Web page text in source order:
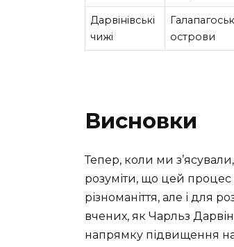
Дарвінівські
чижі
острови
Висновки
Тепер, коли ми
розуміти, що цей
різноманіття, але і для
вчених, як Чарльз
напрямку підвищення